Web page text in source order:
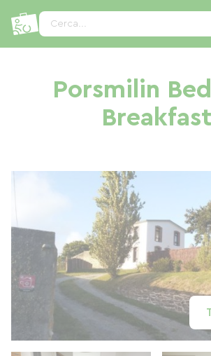
Cerca...
Porsmilin
Breakfast
Pannello di gestione dei cookies